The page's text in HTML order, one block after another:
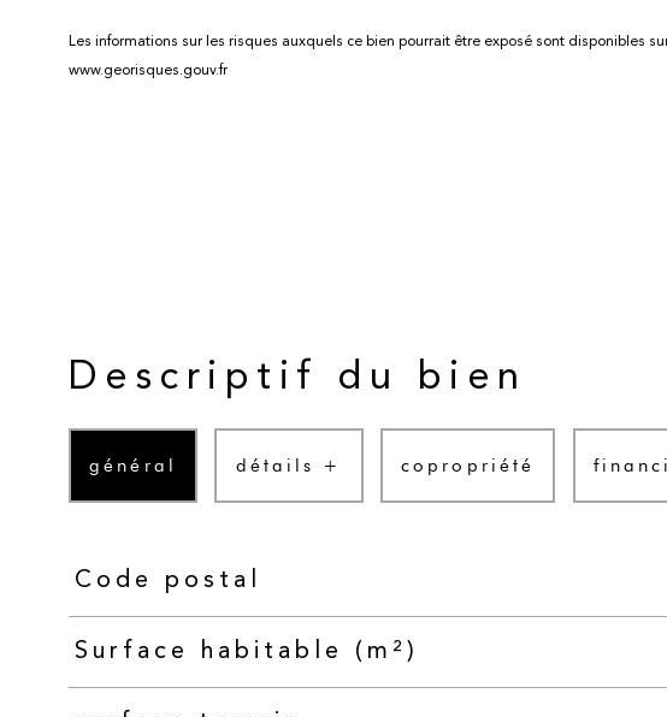
Les informations sur les risques auxquels ce bien pourrait être exposé sont disponibles
www.georisques.gouv.fr
Descriptif du bien
général détails + copropriété
TRAD_PAMPERO_Caracteristique
Code postal
Surface habitable (m²)